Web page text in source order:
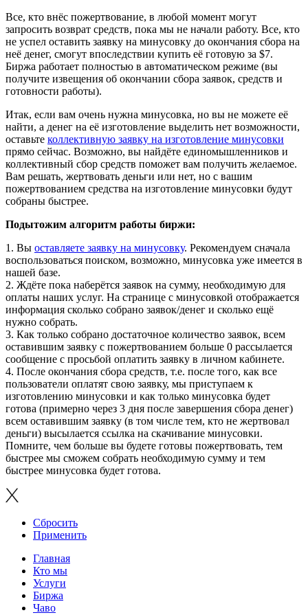
Все, кто внёс пожертвование, в любой момент могут
запросить возврат средств, пока мы не начали работу. Все, кто
не успел оставить заявку на минусовку до окончания сбора на
неё денег, смогут впоследствии купить её готовую за $7.
Биржа работает полностью в автоматическом режиме (вы
получите извещения об окончании сбора заявок, средств и
готовности работы).
Итак, если вам очень нужна минусовка, но вы не можете её
найти, а денег на её изготовление выделить нет возможности,
оставьте коллективную заявку на изготовление минусовки
прямо сейчас. Возможно, вы найдёте единомышленников и
коллективный сбор средств поможет вам получить желаемое.
Вам решать, жертвовать деньги или нет, но с вашим
пожертвованием средства на изготовление минусовки будут
собраны быстрее.
Подытожим алгоритм работы биржи:
1. Вы оставляете заявку на минусовку. Рекомендуем сначала
воспользоваться поиском, возможно, минусовка уже имеется в
нашей базе.
2. Ждёте пока наберётся заявок на сумму, необходимую для
оплаты наших услуг. На странице с минусовкой отображается
информация сколько собрано заявок/денег и сколько ещё
нужно собрать.
3. Как только собрано достаточное количество заявок, всем
оставившим заявку с пожертвованием больше 0 рассылается
сообщение с просьбой оплатить заявку в личном кабинете.
4. После окончания сбора средств, т.е. после того, как все
пользователи оплатят свою заявку, мы приступаем к
изготовлению минусовки и как только минусовка будет
готова (примерно через 3 дня после завершения сбора денег)
всем оставившим заявку (в том числе тем, кто не жертвовал
деньги) высылается ссылка на скачивание минусовки.
Помните, чем больше вы будете готовы пожертвовать, тем
быстрее мы сможем собрать необходимую сумму и тем
быстрее минусовка будет готова.
Сбросить
Применить
Главная
Кто мы
Услуги
Биржа
Чаво